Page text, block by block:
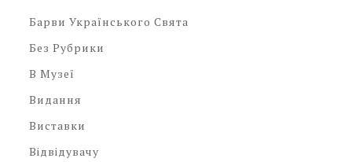
Барви Українського Свята
Без Рубрики
В Музеї
Видання
Виставки
Відвідувачу